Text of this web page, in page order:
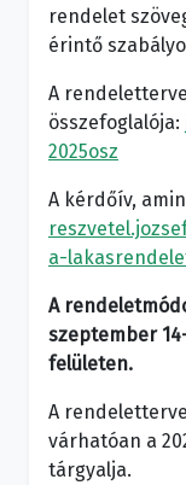
rendelet
érintő
A
összefoglalója:
2025osz
A kérdőív,
a-
A
szeptember
felületen.
A
várhatóan a
tárgyalja.